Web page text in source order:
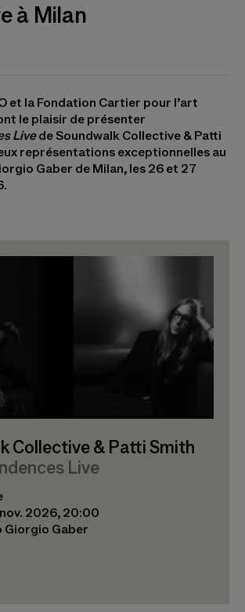
à Milan
et la Fondation Cartier pour l’art
le plaisir de présenter
Livede Soundwalk Collective & Patti
représentations exceptionnelles au
Gaber de Milan, les 26 et 27
Collective & Patti Smith
Live
2026, 20:00
Gaber